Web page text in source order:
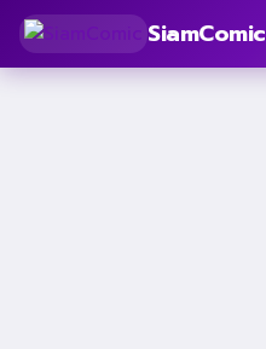
SiamComic